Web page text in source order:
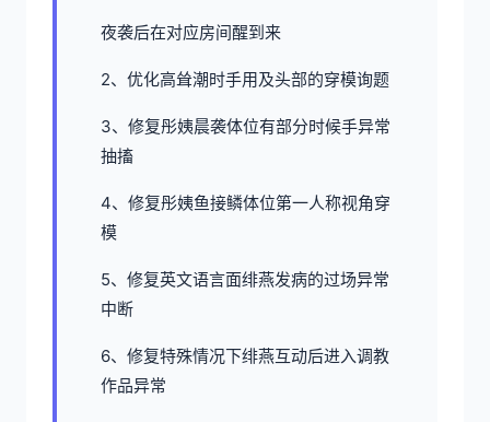
夜袭后在对应房间醒到来
2、优化高耸潮时手用及头部的穿模询题
3、修复彤姨晨袭体位有部分时候手异常
抽搐
4、修复彤姨鱼接鳞体位第一人称视角穿
模
5、修复英文语言面绯燕发病的过场异常
中断
6、修复特殊情况下绯燕互动后进入调教
作品异常